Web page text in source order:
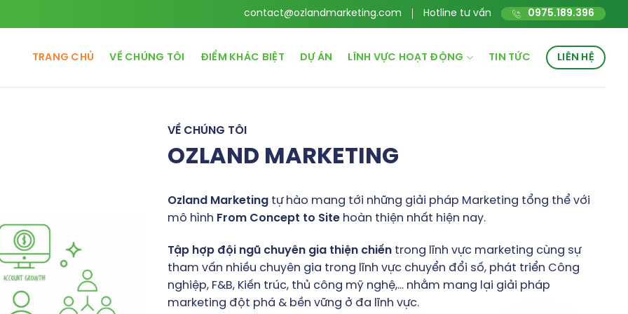
contact@ozlandmarketing.com Hotline tư vấn 0975.189.396
TRANG CHỦ VỀ CHÚNG TÔI ĐIỂM KHÁC BIỆT DỰ ÁN LĨNH VỰC HOẠT ĐỘNG TIN TỨC LIÊN HỆ
VỀ CHÚNG TÔI
OZLAND MARKETING
Ozland Marketing tự hào mang tới những giải pháp Marketing tổng thể với
mô hình From Concept to Site hoàn thiện nhất hiện nay.
Tập hợp đội ngũ chuyên gia thiện chiến trong lĩnh vực marketing cùng sự
tham vấn nhiều chuyên gia trong lĩnh vực chuyển đổi số, phát triển Công
nghiệp, F&B, Kiến trúc, thủ công mỹ nghệ,… nhằm mang lại giải pháp
marketing đột phá & bền vững ở đa lĩnh vực.